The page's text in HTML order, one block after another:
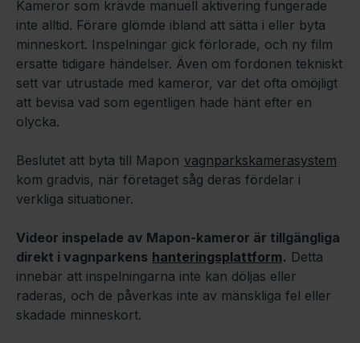
Kameror som krävde manuell aktivering fungerade
inte alltid. Förare glömde ibland att sätta i eller byta
minneskort. Inspelningar gick förlorade, och ny film
ersatte tidigare händelser. Även om fordonen tekniskt
sett var utrustade med kameror, var det ofta omöjligt
att bevisa vad som egentligen hade hänt efter en
olycka.
Beslutet att byta till Mapon vagnparkskamerasystem
kom gradvis, när företaget såg deras fördelar i
verkliga situationer.
Videor inspelade av Mapon-kameror är tillgängliga
direkt i vagnparkens hanteringsplattform. Detta
innebär att inspelningarna inte kan döljas eller
raderas, och de påverkas inte av mänskliga fel eller
skadade minneskort.